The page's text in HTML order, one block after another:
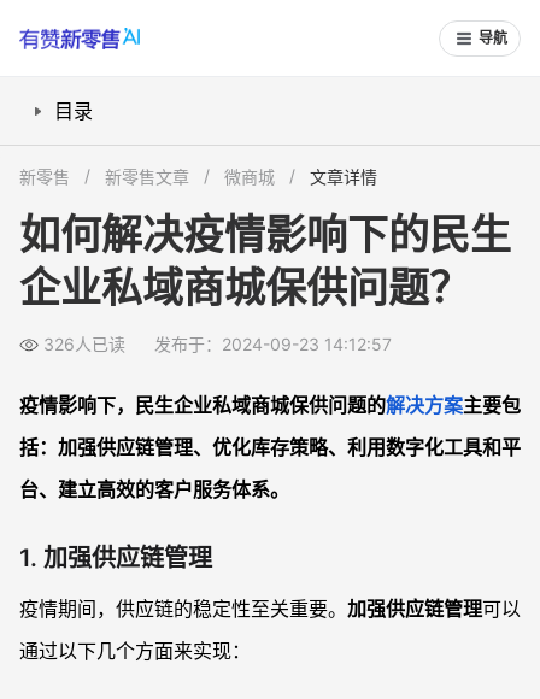
导航
目录
3. 利用数字化工具和平台
4. 建立高效的客户服务体系
总结
疫情影响下的民生企业私域商城保供问题FAQs
4. 数字化工具如何帮助民生企业应对疫情带来的挑战？
新零售 新零售文章 微商城 文章详情
如何解决疫情影响下的民生
企业私域商城保供问题？
326人已读 发布于：2024-09-23 14:12:57
疫情影响下，民生企业私域商城保供问题的解决方案主要包
括：加强供应链管理、优化库存策略、利用数字化工具和平
台、建立高效的客户服务体系。
1. 加强供应链管理
疫情期间，供应链的稳定性至关重要。 加强供应链管理可以
通过以下几个方面来实现：